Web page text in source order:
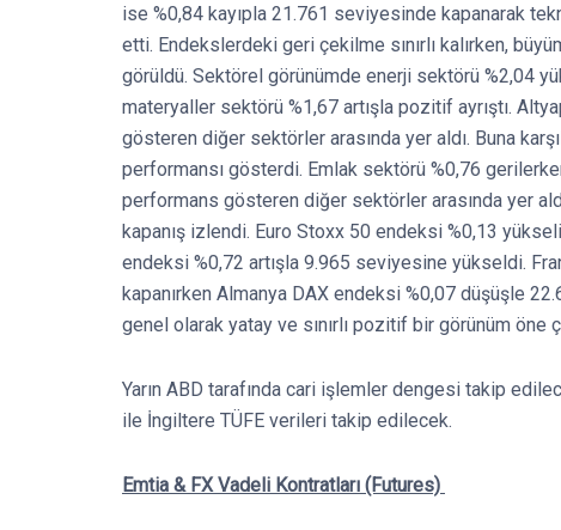
ise %0,84 kayıpla 21.761 seviyesinde kapanarak
etti. Endekslerdeki geri çekilme sınırlı kalırken,
görüldü. Sektörel görünümde enerji sektörü %2,04
materyaller sektörü %1,67 artışla pozitif ayrıştı.
gösteren diğer sektörler arasında yer aldı. Buna
performansı gösterdi. Emlak sektörü %0,76
performans gösteren diğer sektörler arasında yer
kapanış izlendi. Euro Stoxx 50 endeksi %0,13
endeksi %0,72 artışla 9.965 seviyesine yükseldi.
kapanırken Almanya DAX endeksi %0,07 düşüşle
genel olarak yatay ve sınırlı pozitif bir görünüm öne
Yarın ABD tarafında cari işlemler dengesi takip
ile İngiltere TÜFE verileri takip edilecek.
Emtia & FX Vadeli Kontratları (Futures)